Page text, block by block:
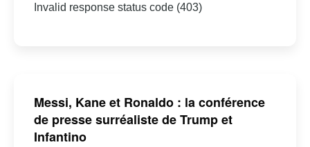
Invalid response status code (403)
Messi, Kane et Ronaldo : la conférence
de presse surréaliste de Trump et
Infantino